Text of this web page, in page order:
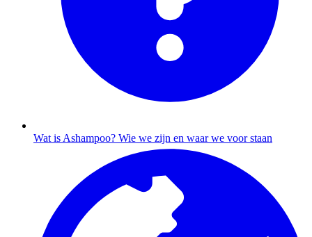
Wat is Ashampoo? Wie we zijn en waar we voor staan